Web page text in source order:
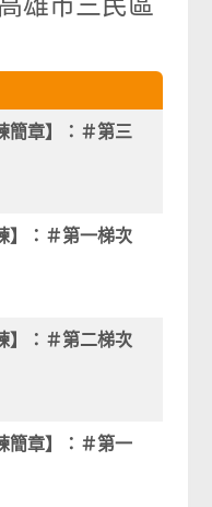
簡章】：＃第三
】：＃第一梯次
】：＃第二梯次
簡章】：＃第一